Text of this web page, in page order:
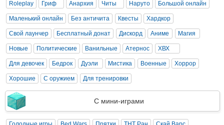
Roleplay Гриф Анархия Читы Наруто Большой онлайн
Маленький онлайн Без античита Квесты Хардкор
Свой лаунчер Бесплатный донат Дискорд Аниме Магия
Новые Политические Ванильные Атернос ХВХ
Для девочек Бедрок Дуэли Мистика Военные Хоррор
Хорошие С оружием Для тренировки
С мини-играми